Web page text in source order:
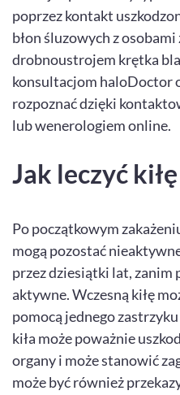
poprzez kontakt
błon śluzowych z
drobnoustrojem krętka
konsultacjom haloDoctor
rozpoznać dzięki
lub wenerologiem online.
Jak leczyć kiłę
Po początkowym
mogą pozostać
przez dziesiątki lat, zanim
aktywne. Wczesną kiłę
pomocą jednego
kiła może poważnie
organy i może stanowić
może być również